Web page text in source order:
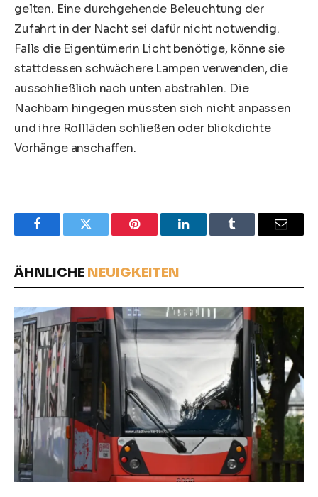
gelten. Eine durchgehende Beleuchtung der
Zufahrt in der Nacht sei dafür nicht notwendig.
Falls die Eigentümerin Licht benötige, könne sie
stattdessen schwächere Lampen verwenden, die
ausschließlich nach unten abstrahlen. Die
Nachbarn hingegen müssten sich nicht anpassen
und ihre Rollläden schließen oder blickdichte
Vorhänge anschaffen.
FacebookTwitter Pinterest LinkedInTumblr Email
ÄHNLICHE NEUIGKEITEN